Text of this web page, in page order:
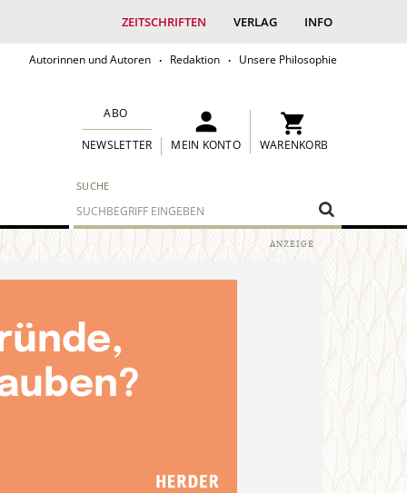
ZEITSCHRIFTEN VERLAG INFO
Autorinnen und Autoren Redaktion Unsere Philosophie
SUCHE
ABO
NEWSLETTER MEIN KONTO WARENKORB